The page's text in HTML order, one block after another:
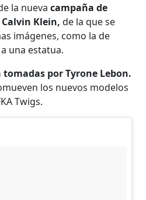
la nuevacampaña de
Klein, de la que se
imágenes, como la de
una estatua.
por Tyrone Lebon.
los nuevos modelos
Twigs.